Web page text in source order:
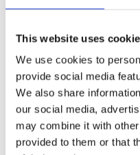
This website uses
We use cookies to
provide social media
We also share
our social media,
may combine it with
provided to them or that